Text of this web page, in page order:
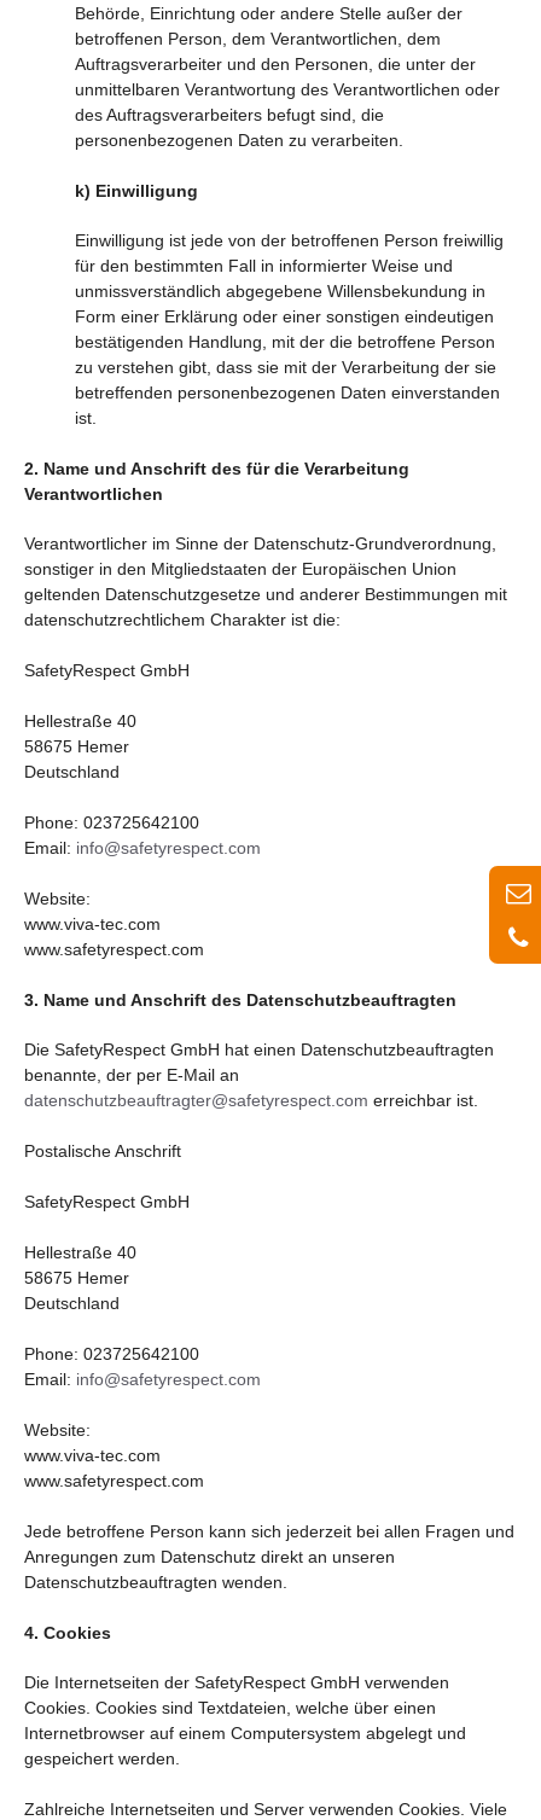
Behörde, Einrichtung oder andere Stelle außer der
betroffenen Person, dem Verantwortlichen, dem
Auftragsverarbeiter und den Personen, die unter der
unmittelbaren Verantwortung des Verantwortlichen oder
des Auftragsverarbeiters befugt sind, die
personenbezogenen Daten zu verarbeiten.
k) Einwilligung
Einwilligung ist jede von der betroffenen Person freiwillig
für den bestimmten Fall in informierter Weise und
unmissverständlich abgegebene Willensbekundung in
Form einer Erklärung oder einer sonstigen eindeutigen
bestätigenden Handlung, mit der die betroffene Person
zu verstehen gibt, dass sie mit der Verarbeitung der sie
betreffenden personenbezogenen Daten einverstanden
ist.
2. Name und Anschrift des für die Verarbeitung
Verantwortlichen
Verantwortlicher im Sinne der Datenschutz-Grundverordnung,
sonstiger in den Mitgliedstaaten der Europäischen Union
geltenden Datenschutzgesetze und anderer Bestimmungen mit
datenschutzrechtlichem Charakter ist die:
SafetyRespect GmbH
Hellestraße 40
58675 Hemer
Deutschland
Phone: 023725642100
Email: info@safetyrespect.com
Website:
www.viva-tec.com
www.safetyrespect.com
3. Name und Anschrift des Datenschutzbeauftragten
Die SafetyRespect GmbH hat einen Datenschutzbeauftragten
benannte, der per E-Mail an
datenschutzbeauftragter@safetyrespect.com erreichbar ist.
Postalische Anschrift
SafetyRespect GmbH
Hellestraße 40
58675 Hemer
Deutschland
Phone: 023725642100
Email: info@safetyrespect.com
Website:
www.viva-tec.com
www.safetyrespect.com
Jede betroffene Person kann sich jederzeit bei allen Fragen und
Anregungen zum Datenschutz direkt an unseren
Datenschutzbeauftragten wenden.
4. Cookies
Die Internetseiten der SafetyRespect GmbH verwenden
Cookies. Cookies sind Textdateien, welche über einen
Internetbrowser auf einem Computersystem abgelegt und
gespeichert werden.
Zahlreiche Internetseiten und Server verwenden Cookies. Viele